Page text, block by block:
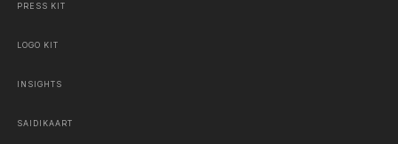
PRESS KIT
LOGO KIT
INSIGHTS
SAIDIKAART